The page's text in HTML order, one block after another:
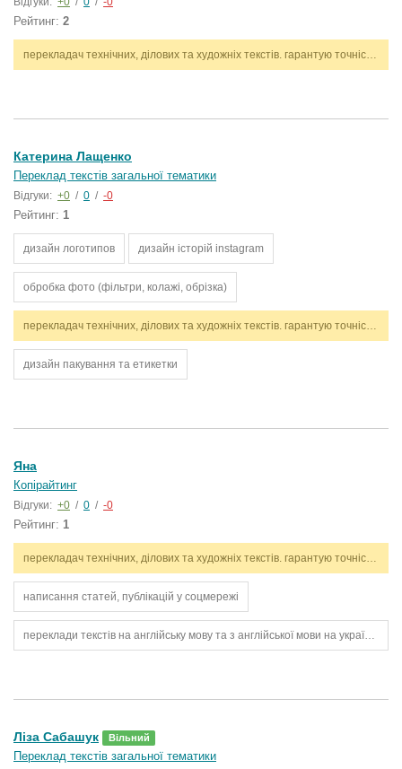
Рейтинг: 2
перекладач технічних, ділових та художніх текстів. гарантую точність, стилістичну відповідність і дотримання термінів. працюю з англійською та українською мовами.
Катерина Лащенко
Переклад текстів загальної тематики
Відгуки: +0 / 0 / -0
Рейтинг: 1
дизайн логотипов дизайн історій instagram
обробка фото (фільтри, колажі, обрізка)
перекладач технічних, ділових та художніх текстів. гарантую точність, стилістичну відповідність і дотримання термінів. працюю з англійською та українською мовами.
дизайн пакування та етикетки
Яна
Копірайтинг
Відгуки: +0 / 0 / -0
Рейтинг: 1
перекладач технічних, ділових та художніх текстів. гарантую точність, стилістичну відповідність і дотримання термінів. працюю з англійською та українською мовами.
написання статей, публікацій у соцмережі
переклади текстів на англійську мову та з англійської мови на українську.
Ліза Сабашук Вільний
Переклад текстів загальної тематики